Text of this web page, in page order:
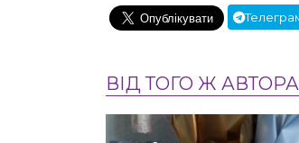
ВІД ТОГО Ж АВТОРА